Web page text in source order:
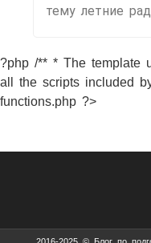
тему летние
?php /** * The template
all the scripts included
functions.php ?>